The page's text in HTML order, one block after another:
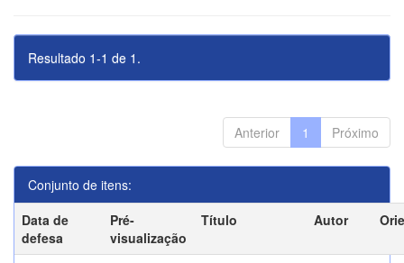
Resultado 1-1 de 1.
Anterior 1 Próximo
Conjunto de itens:
Data de
defesa
Pré-
visualização
Título Autor